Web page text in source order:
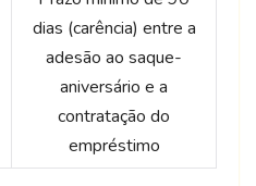
dias (carência) entre a
adesão ao saque-
aniversário e a
contratação do
empréstimo